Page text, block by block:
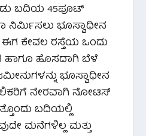
ಬದಿಯ 45ಪೂಟ್
ನಿರ್ಮಿಸಲು ಭೂಸ್ವಾಧೀನ
ಕೇವಲ ರಸ್ತೆಯ ಒಂದು
ಹೊಸದಾಗಿ ಬೆಳೆ
ಭೂಸ್ವಾಧೀನ
ನೇರವಾಗಿ ನೋಟಿಸ್
ಬದಿಯಲ್ಲಿ
ಮನೆಗಳಿಲ್ಲ ಮತ್ತು